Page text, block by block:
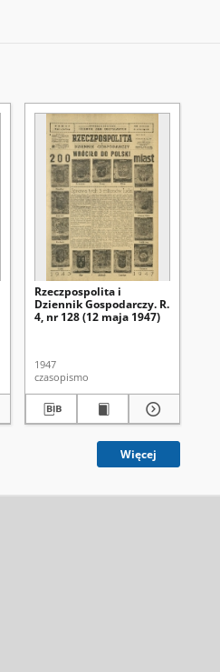
Rzeczpospolita i
Dziennik Gospodarczy. R.
4, nr 128 (12 maja 1947)
1947
czasopismo
Więcej